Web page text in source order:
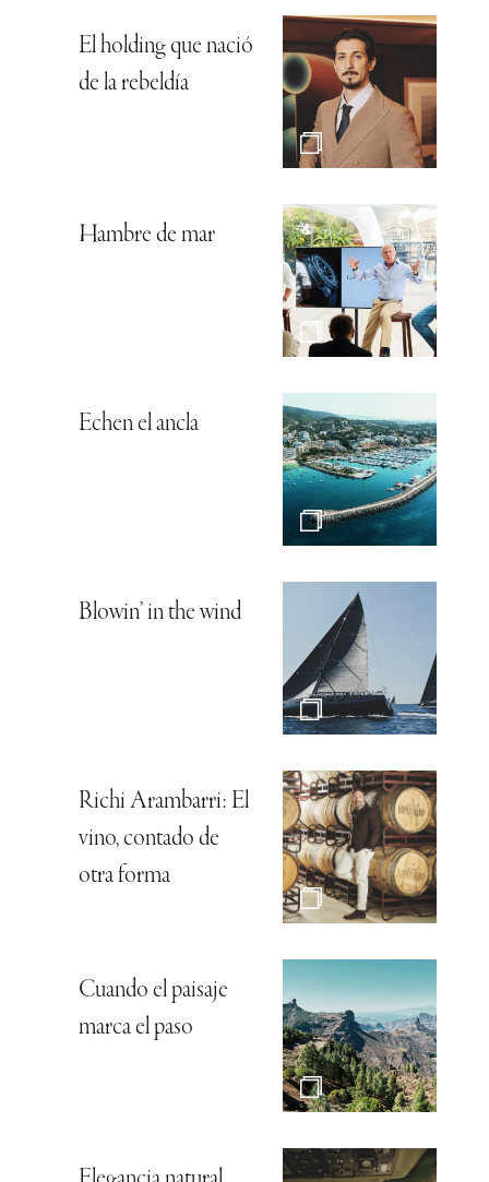
El holding que nació
de la rebeldía
Hambre de mar
Echen el ancla
Blowin’ in the wind
Richi Arambarri: El
vino, contado de
otra forma
Cuando el paisaje
marca el paso